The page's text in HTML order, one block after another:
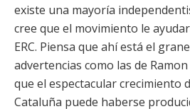
existe una mayoría
cree que el movimiento le
ERC. Piensa que ahí está el
advertencias como las de
que el espectacular crecimiento
Cataluña puede haberse